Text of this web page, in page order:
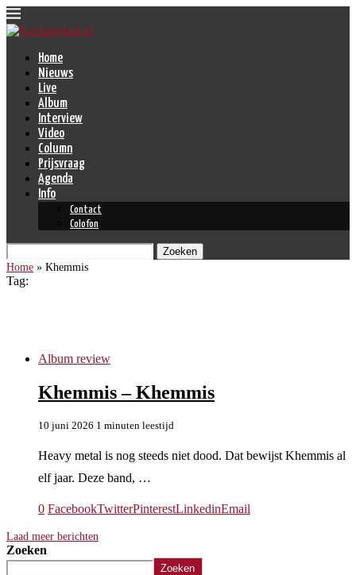
Home
Nieuws
Live
Album
Interview
Video
Column
Prijsvraag
Agenda
Info
Contact
Colofon
Zoeken
Home » Khemmis
Tag:
Album review
Khemmis – Khemmis
10 juni 2026 1 minuten leestijd
Heavy metal is nog steeds niet dood. Dat bewijst Khemmis al
elf jaar. Deze band, …
0 FacebookTwitterPinterestLinkedinEmail
Laad meer berichten
Zoeken
Zoeken